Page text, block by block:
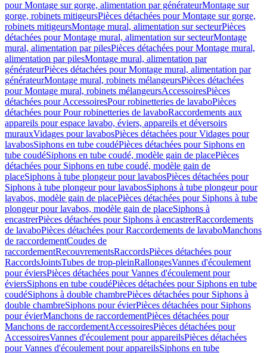
pour Montage sur gorge, alimentation par générateurMontage sur
gorge, robinets mitigeursPièces détachées pour Montage sur gorge,
robinets mitigeursMontage mural, alimentation sur secteurPièces
détachées pour Montage mural, alimentation sur secteurMontage
mural, alimentation par pilesPièces détachées pour Montage mural,
alimentation par pilesMontage mural, alimentation par
générateurPièces détachées pour Montage mural, alimentation par
générateurMontage mural, robinets mélangeursPièces détachées
pour Montage mural, robinets mélangeursAccessoiresPièces
détachées pour AccessoiresPour robinetteries de lavaboPièces
détachées pour Pour robinetteries de lavaboRaccordements aux
appareils pour espace lavabo, éviers, appareils et déversoirs
murauxVidages pour lavabosPièces détachées pour Vidages pour
lavabosSiphons en tube coudéPièces détachées pour Siphons en
tube coudéSiphons en tube coudé, modèle gain de placePièces
détachées pour Siphons en tube coudé, modèle gain de
placeSiphons à tube plongeur pour lavabosPièces détachées pour
Siphons à tube plongeur pour lavabosSiphons à tube plongeur pour
lavabos, modèle gain de placePièces détachées pour Siphons à tube
plongeur pour lavabos, modèle gain de placeSiphons à
encastrerPièces détachées pour Siphons à encastrerRaccordements
de lavaboPièces détachées pour Raccordements de lavaboManchons
de raccordementCoudes de
raccordementRecouvrementsRaccordsPièces détachées pour
RaccordsJointsTubes de trop-pleinRallongesVannes d'écoulement
pour éviersPièces détachées pour Vannes d'écoulement pour
éviersSiphons en tube coudéPièces détachées pour Siphons en tube
coudéSiphons à double chambrePièces détachées pour Siphons à
double chambreSiphons pour évierPièces détachées pour Siphons
pour évierManchons de raccordementPièces détachées pour
Manchons de raccordementAccessoiresPièces détachées pour
AccessoiresVannes d'écoulement pour appareilsPièces détachées
pour Vannes d'écoulement pour appareilsSiphons en tube